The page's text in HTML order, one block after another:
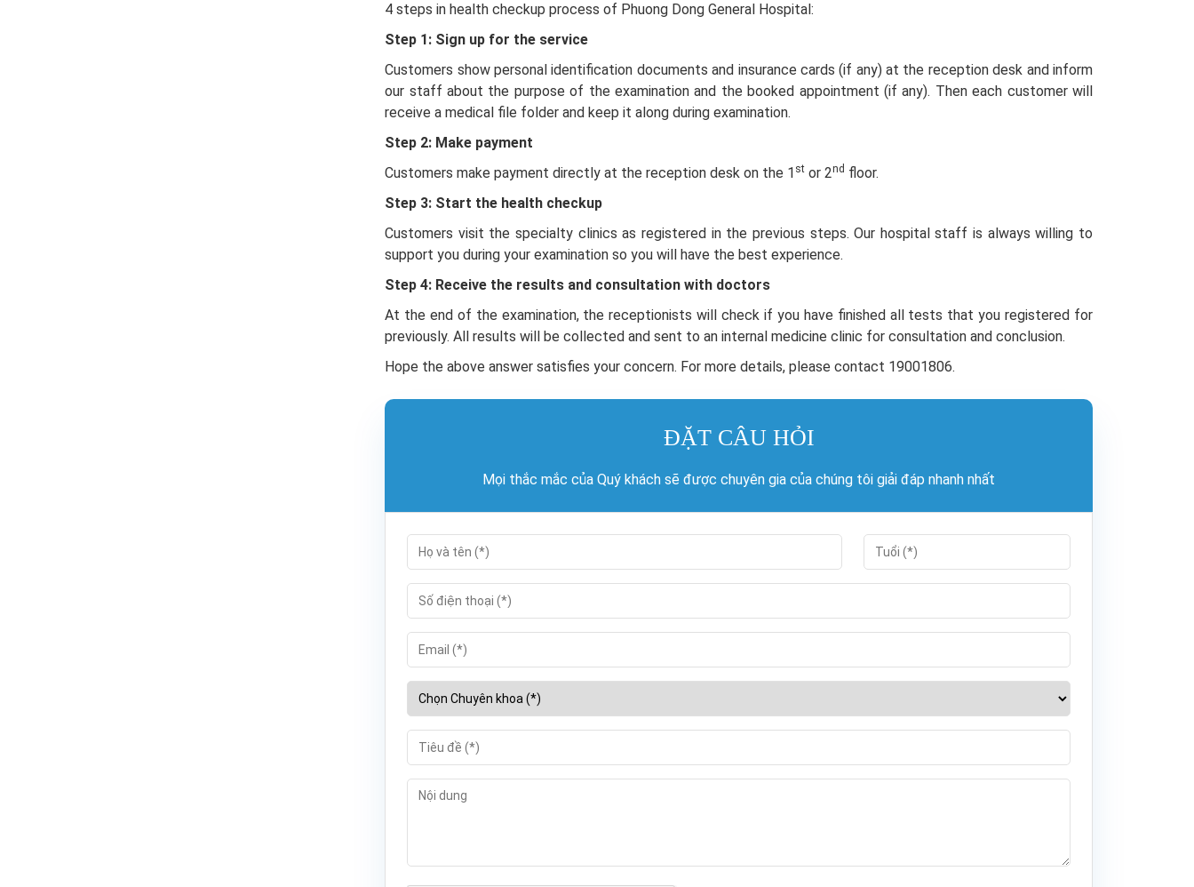
4 steps in health checkup process of Phuong Dong General Hospital:
Step 1: Sign up for the service
Customers show personal identification documents and insurance cards (if any) at the reception desk and inform
our staff about the purpose of the examination and the booked appointment (if any). Then each customer will
receive a medical file folder and keep it along during examination.
Step 2: Make payment
Customers make payment directly at the reception desk on the 1 st or 2nd floor.
Step 3: Start the health checkup
Customers visit the specialty clinics as registered in the previous steps. Our hospital staff is always willing to
support you during your examination so you will have the best experience.
Step 4: Receive the results and consultation with doctors
At the end of the examination, the receptionists will check if you have finished all tests that you registered for
previously. All results will be collected and sent to an internal medicine clinic for consultation and conclusion.
Hope the above answer satisfies your concern. For more details, please contact 19001806.
ĐẶT CÂU HỎI
Mọi thắc mắc của Quý khách sẽ được chuyên gia của chúng tôi giải đáp nhanh nhất